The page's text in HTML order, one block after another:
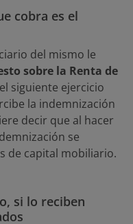
cobra es el
del mismo le
sobre la Renta de
siguiente ejercicio
la indemnización
decir que al hacer
se
de capital mobiliario.
si lo reciben